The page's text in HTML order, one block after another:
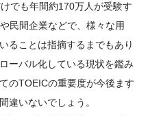
でも年間約170万人が受験す
民間企業などで、様々な用
ることは指摘するまでもあり
ーバル化している現状を鑑み
のTOEICの重要度が今後ます
違いないでしょう。